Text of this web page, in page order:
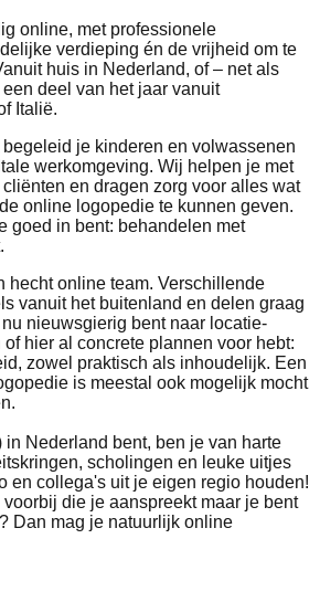
online, met professionele
verdieping én de vrijheid om te
huis in Nederland, of – net als
deel van het jaar vanuit
Italië.
je kinderen en volwassenen
werkomgeving. Wij helpen je met
en dragen zorg voor alles wat
online logopedie te kunnen geven.
goed in bent: behandelen met
hecht online team. Verschillende
vanuit het buitenland en delen graag
nieuwsgierig bent naar locatie-
hier al concrete plannen voor hebt:
zowel praktisch als inhoudelijk. Een
is meestal ook mogelijk mocht
in Nederland bent, ben je van harte
scholingen en leuke uitjes
en collega's uit je eigen regio houden!
die je aanspreekt maar je bent
Dan mag je natuurlijk online